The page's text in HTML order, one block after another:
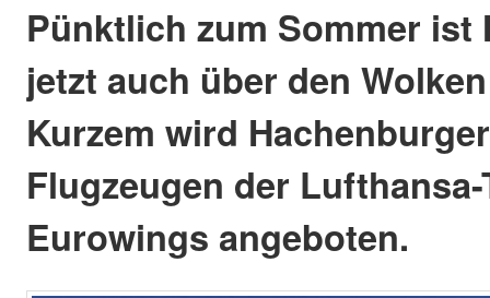
Pünktlich zum Sommer ist
jetzt auch über den
Kurzem wird
Flugzeugen der
Eurowings angeboten.